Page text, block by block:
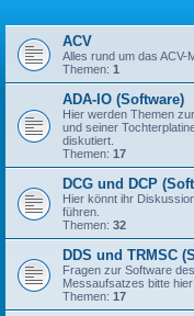
ACV
Alles rund um das ACV-
Themen: 1
ADA-IO (Software)
Hier werden Themen
und seiner
diskutiert.
Themen: 17
DCG und DCP
Hier könnt ihr
führen.
Themen: 32
DDS und TRMSC
Fragen zur Software
Messaufsatzes bitte hier
Themen: 17